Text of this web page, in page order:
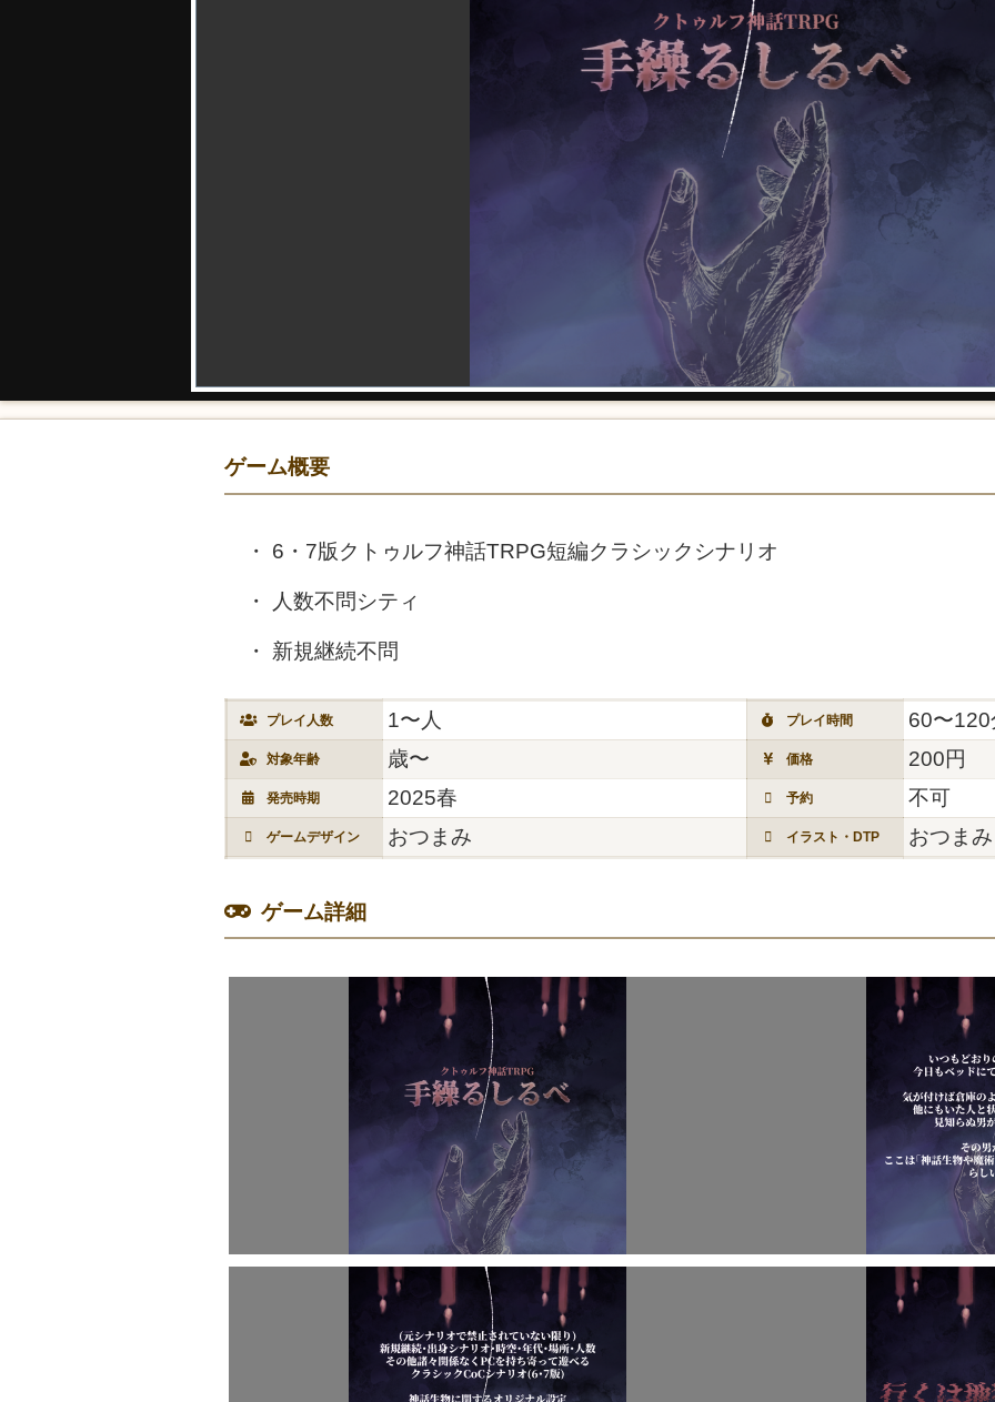
ゲーム概要
6・7版クトゥルフ神話TRPG短編クラシックシナリオ
人数不問シティ
新規継続不問
プレイ人数 1〜人 プレイ時間 60〜120
対象年齢 歳〜 価格 200円
発売時期 2025春 予約 不可
ゲームデザイン おつまみ イラスト・DTP おつまみ
ゲーム詳細